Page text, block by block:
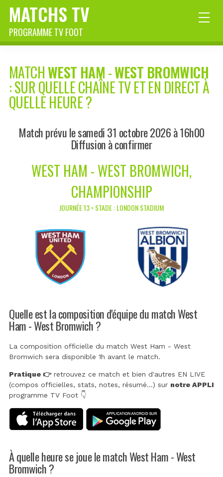
MATCHS TV
PROGRAMME TV FOOT
MATCHWEST HAM-WEST BROMWICH
: SUR QUELLE CHAÎNE TV ET EN DIRECT À
QUELLE HEURE ?
Match prévu le samedi 31 octobre 2026 à 16h00
Diffusion à confirmer
WEST HAM - WEST BROMWICH,
CHAMPIONSHIP
JOURNÉE 13 • STADE : LONDON STADIUM
Quelle est la composition d'équipe du match West
Ham - West Bromwich ?
La composition officielle du match West Ham - West
Bromwich sera disponible 1h avant le match.
Pratique 👉retrouvez ce match et bien d'autres EN LIVE
(compos officielles, stats, notes, résumé...) sur notre APPLI
programme TV Foot 👇
À quelle heure se joue le match West Ham - West
Bromwich ?